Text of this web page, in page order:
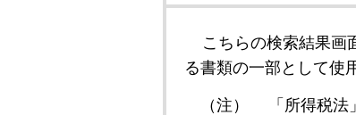
こちらの検索結果画
る書類の一部として使
（注）
「所得税